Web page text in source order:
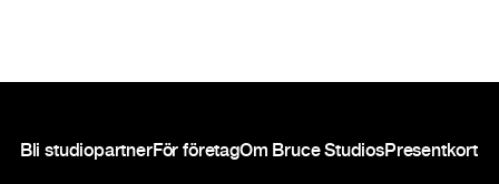
Bli studiopartnerFör företagOm Bruce StudiosPresentkort